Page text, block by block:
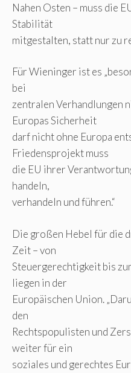
Nahen Osten – muss die
Stabilität
mitgestalten, statt nur zu
Für Wieninger ist es
bei
zentralen Verhandlungen
Europas Sicherheit
darf nicht ohne Europa
Friedensprojekt muss
die EU ihrer
handeln,
verhandeln und führen.“
Die großen Hebel für die
Zeit – von
Steuergerechtigkeit bis
liegen in der
Europäischen Union.
den
Rechtspopulisten und
weiter für ein
soziales und gerechtes